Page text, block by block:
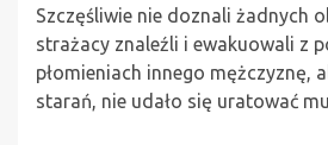
Szczęśliwie nie doznali żadnych
strażacy znaleźli i ewakuowali z
płomieniach innego mężczyznę,
starań, nie udało się uratować